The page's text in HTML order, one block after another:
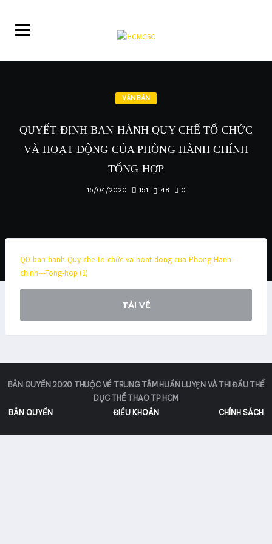
VĂN BẢN
QUYẾT ĐỊNH BAN HÀNH QUY CHẾ TỔ CHỨC
VÀ HOẠT ĐỘNG CỦA PHÒNG HÀNH CHÍNH
TỔNG HỢP
16/04/2020 151 48 0
QD-ban-hanh-Quy-che-To-chức-va-hoat-dong-cua-Phong-Hanh-
chinh---Tong-hop (1)
TẢI VỀ
BẢN QUYỀN 2020 THUỘC VỀ TRUNG TÂM HUẤN LUYỆN VÀ THI ĐẤU THỂ
DỤC THỂ THAO TP HCM
BẢN QUYỀN
ĐIỀU KHOẢN CHÍNH SÁCH